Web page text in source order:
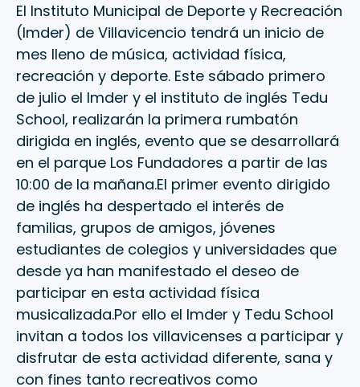
El Instituto Municipal de Deporte y Recreación
(Imder) de Villavicencio tendrá un inicio de
mes lleno de música, actividad física,
recreación y deporte. Este sábado primero
de julio el Imder y el instituto de inglés Tedu
School, realizarán la primera rumbatón
dirigida en inglés, evento que se desarrollará
en el parque Los Fundadores a partir de las
10:00 de la mañana.El primer evento dirigido
de inglés ha despertado el interés de
familias, grupos de amigos, jóvenes
estudiantes de colegios y universidades que
desde ya han manifestado el deseo de
participar en esta actividad física
musicalizada.Por ello el Imder y Tedu School
invitan a todos los villavicenses a participar y
disfrutar de esta actividad diferente, sana y
con fines tanto recreativos como